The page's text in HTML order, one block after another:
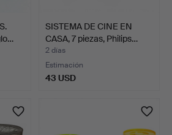
SISTEMA DE CINE EN
CASA, 7 piezas, Philips…
2 días
Estimación
43 USD